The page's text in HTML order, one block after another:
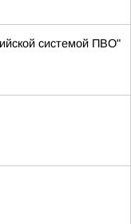
системой ПВО"